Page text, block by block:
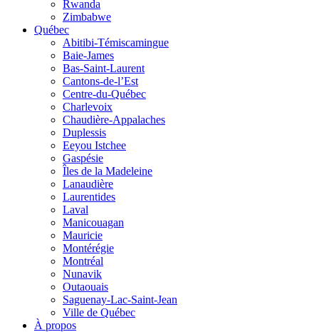
Rwanda
Zimbabwe
Québec
Abitibi-Témiscamingue
Baie-James
Bas-Saint-Laurent
Cantons-de-l’Est
Centre-du-Québec
Charlevoix
Chaudière-Appalaches
Duplessis
Eeyou Istchee
Gaspésie
Îles de la Madeleine
Lanaudière
Laurentides
Laval
Manicouagan
Mauricie
Montérégie
Montréal
Nunavik
Outaouais
Saguenay-Lac-Saint-Jean
Ville de Québec
À propos